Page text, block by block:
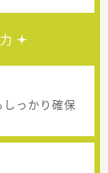
っかり確保